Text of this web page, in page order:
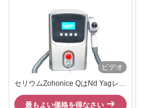
ビデオ
セリウムZohonice QはNd Yagレー
ザー機械そばかすを取除く母斑の
取り外しを転換した
最もよい価格を得なさい